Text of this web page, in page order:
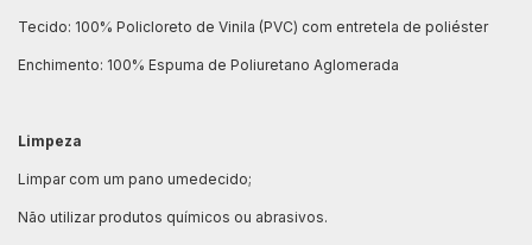
Tecido: 100% Policloreto de Vinila (PVC) com entretela de poliéster
Enchimento: 100% Espuma de Poliuretano Aglomerada
Limpeza
Limpar com um pano umedecido;
Não utilizar produtos químicos ou abrasivos.